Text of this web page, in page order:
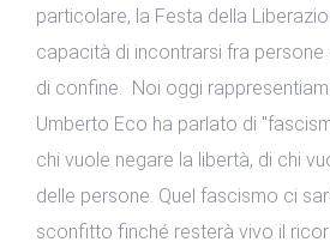
particolare, la Festa della
capacità di incontrarsi fra persone
di confine. Noi oggi
Umberto Eco ha parlato di
chi vuole negare la libertà, di chi
delle persone. Quel fascismo ci
sconfitto finché resterà vivo il